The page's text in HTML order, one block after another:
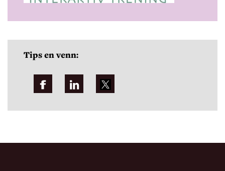
Tips en venn: